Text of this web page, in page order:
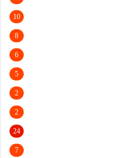
10
8
6
5
2
2
24
7